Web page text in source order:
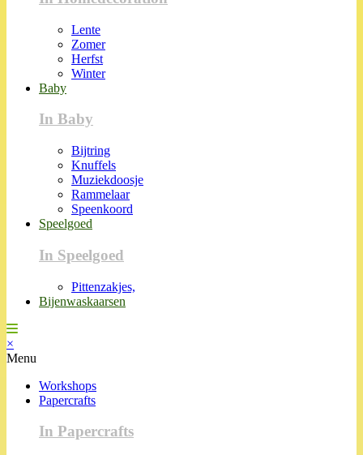
Lente
Zomer
Herfst
Winter
Baby
In Baby
Bijtring
Knuffels
Muziekdoosje
Rammelaar
Speenkoord
Speelgoed
In Speelgoed
Pittenzakjes,
Bijenwaskaarsen
×
Menu
Workshops
Papercrafts
In Papercrafts